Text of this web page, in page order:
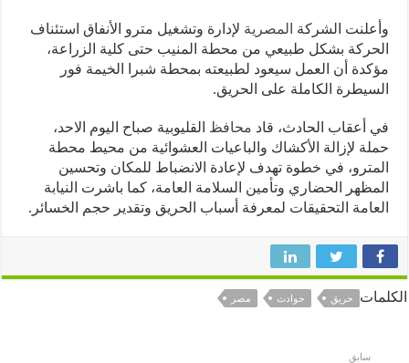
الشركةالمصريةلإدارة وتشغيل مترو الأنفاق استئناف
بشكل طبيعي من محطة المنيب حتى كلية الزراعة،
أن العمل سيعود لطبيعته بمحطة شبرا الخيمة فور
الكاملة على الحريق.
أعقاب الحادث، قادمحافظالقليوبية صباح اليوم الاحد،
لإزالة الأكشاك والباعيات العشوائية من محيط محطة
في خطوة تهدف لإعادة الانضباط للمكان وتحسين
الحضاري وتأمين السلامة العامة، كما باشرت النيابة
التحقيقات لمعرفة أسباب الحريق وتقدير حجم الخسائر.
حريق حوادث مصر